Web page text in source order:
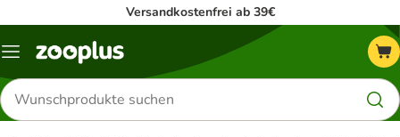
Versandkostenfrei ab 39€
Menü
Produkte
suchen